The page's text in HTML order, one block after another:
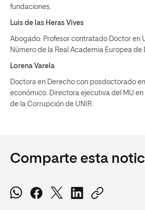
fundaciones.
Luis de las Heras Vives
Abogado. Profesor contratado Doctor en
Número de la Real Academia Europea de
Lorena Varela
Doctora en Derecho con posdoctorado
económico. Directora ejecutiva del MU en
de la Corrupción de UNIR.
Comparte esta